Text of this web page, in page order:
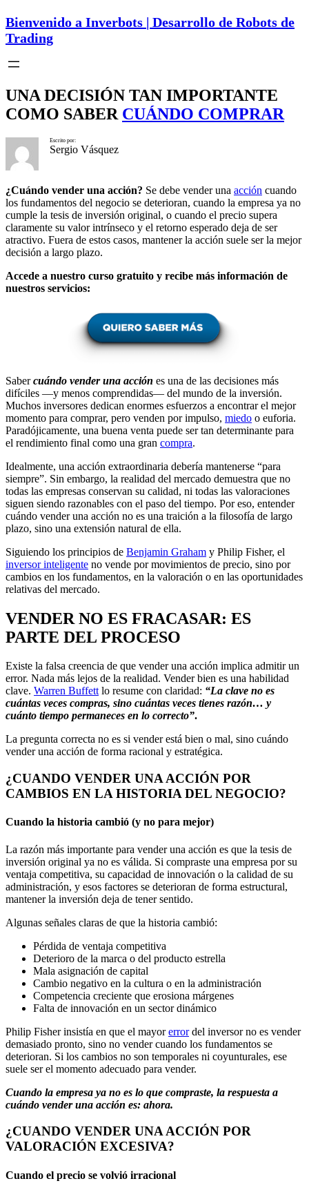
Bienvenido a Inverbots | Desarrollo de Robots de
Trading
UNA DECISIÓN TAN IMPORTANTE
COMO SABER CUÁNDO COMPRAR
Escrito por:
Sergio Vásquez
¿Cuándo vender una acción? Se debe vender una acción cuando
los fundamentos del negocio se deterioran, cuando la empresa ya no
cumple la tesis de inversión original, o cuando el precio supera
claramente su valor intrínseco y el retorno esperado deja de ser
atractivo. Fuera de estos casos, mantener la acción suele ser la mejor
decisión a largo plazo.
Accede a nuestro curso gratuito y recibe más información de
nuestros servicios:
Sabercuándo vender una acción es una de las decisiones más
difíciles —y menos comprendidas— del mundo de la inversión.
Muchos inversores dedican enormes esfuerzos a encontrar el mejor
momento para comprar, pero venden por impulso, miedo o euforia.
Paradójicamente, una buena venta puede ser tan determinante para
el rendimiento final como una gran compra.
Idealmente, una acción extraordinaria debería mantenerse “para
siempre”. Sin embargo, la realidad del mercado demuestra que no
todas las empresas conservan su calidad, ni todas las valoraciones
siguen siendo razonables con el paso del tiempo. Por eso, entender
cuándo vender una acción no es una traición a la filosofía de largo
plazo, sino una extensión natural de ella.
Siguiendo los principios de Benjamin Graham y Philip Fisher, el
inversor inteligente no vende por movimientos de precio, sino por
cambios en los fundamentos, en la valoración o en las oportunidades
relativas del mercado.
VENDER NO ES FRACASAR: ES
PARTE DEL PROCESO
Existe la falsa creencia de que vender una acción implica admitir un
error. Nada más lejos de la realidad. Vender bien es una habilidad
clave. Warren Buffettlo resume con claridad: “La clave no es
cuántas veces compras, sino cuántas veces tienes razón… y
cuánto tiempo permaneces en lo correcto”.
La pregunta correcta no es si vender está bien o mal, sino cuándo
vender una acción de forma racional y estratégica.
¿CUANDO VENDER UNA ACCIÓN POR
CAMBIOS EN LA HISTORIA DEL NEGOCIO?
Cuando la historia cambió (y no para mejor)
La razón más importante para vender una acción es que la tesis de
inversión original ya no es válida. Si compraste una empresa por su
ventaja competitiva, su capacidad de innovación o la calidad de su
administración, y esos factores se deterioran de forma estructural,
mantener la inversión deja de tener sentido.
Algunas señales claras de que la historia cambió:
Pérdida de ventaja competitiva
Deterioro de la marca o del producto estrella
Mala asignación de capital
Cambio negativo en la cultura o en la administración
Competencia creciente que erosiona márgenes
Falta de innovación en un sector dinámico
Philip Fisher insistía en que el mayorerrordel inversor no es vender
demasiado pronto, sino no vender cuando los fundamentos se
deterioran. Si los cambios no son temporales ni coyunturales, ese
suele ser el momento adecuado para vender.
Cuando la empresa ya no es lo que compraste, la respuesta a
cuándo vender una acción es: ahora.
¿CUANDO VENDER UNA ACCIÓN POR
VALORACIÓN EXCESIVA?
Cuando el precio se volvió irracional